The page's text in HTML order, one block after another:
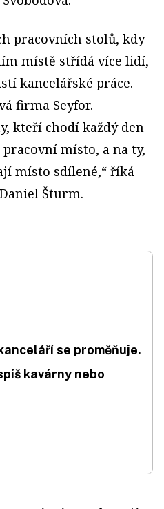
pracovních stolů, kdy
místě střídá více lidí,
kancelářské práce.
firma Seyfor.
kteří chodí každý den
místo, a na ty,
místo sdílené,“ říká
Šturm.
se proměňuje.
kavárny nebo